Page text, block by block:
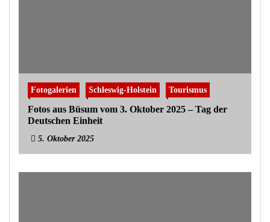
Fotogalerien Schleswig-Holstein Tourismus
Fotos aus Büsum vom 3. Oktober 2025 – Tag der
Deutschen Einheit
5. Oktober 2025